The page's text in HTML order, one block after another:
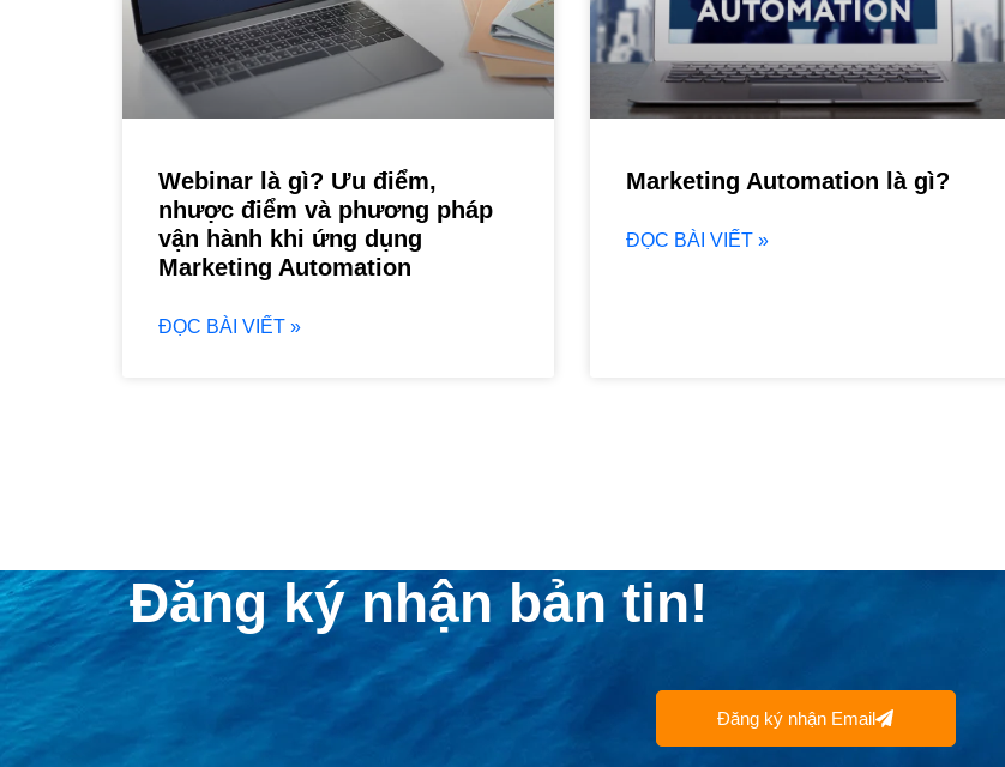
Webinar là gì? Ưu điểm,
nhược điểm và phương pháp
vận hành khi ứng dụng
Marketing Automation
ĐỌC BÀI VIẾT »
Marketing Automation là gì?
ĐỌC BÀI VIẾT »
Đăng ký nhận bản tin!
Đăng ký nhận Email